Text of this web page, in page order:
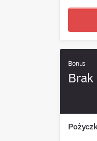
Bonus